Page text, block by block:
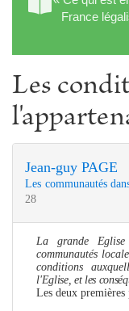
France
Les
Jean-guy PAGE
Les communautés
28
La grande Eglise
communautés
conditions
l'Eglise, et les
Les deux